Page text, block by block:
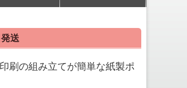
送
刷の組み立てが簡単な紙製ポ